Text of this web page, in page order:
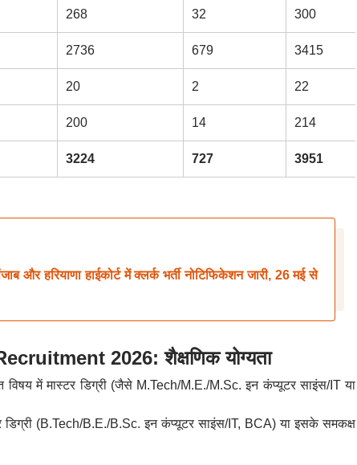
268 32 300
2736 679 3415
20 2 22
200 14 214
3224 727 3951
हरियाणा हाईकोर्ट में क्लर्क भर्ती नोटिफिकेशन जारी, 26 मई से
2026: शैक्षणिक योग्यता
विषय में मास्टर डिग्री (जैसे M.Tech/M.E./M.Sc. इन कंप्यूटर साइंस/IT या
(B.Tech/B.E./B.Sc. इन कंप्यूटर साइंस/IT, BCA) या इसके समकक्ष